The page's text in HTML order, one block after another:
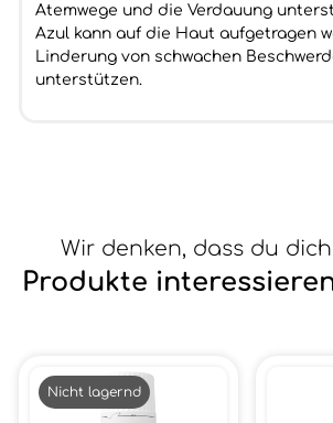
Atemwege und die Verdauung
Azul kann auf die Haut aufgetragen
Linderung von schwachen
unterstützen.
Wir denken, dass du
Produkte
Nicht lagernd